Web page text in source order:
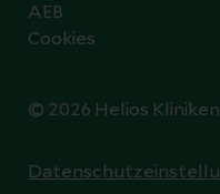
© 2026 Helios Kliniken
AEB
Cookies